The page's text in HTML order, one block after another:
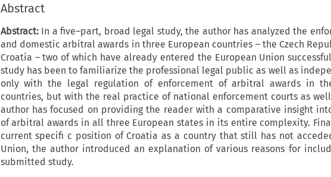
Abstract
Abstract: In a five–part, broad legal study, the author has analyzed the
and domestic arbitral awards in three European countries – the Czech
Croatia – two of which have already entered the European Union
study has been to familiarize the professional legal public as well as
only with the legal regulation of enforcement of arbitral awards in
countries, but with the real practice of national enforcement courts as
author has focused on providing the reader with a comparative insight
of arbitral awards in all three European states in its entire complexity.
current specifi c position of Croatia as a country that still has not
Union, the author introduced an explanation of various reasons for
submitted study.